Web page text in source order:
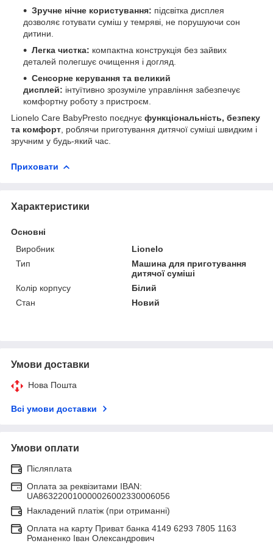
Зручне нічне користування: підсвітка дисплея
дозволяє готувати суміш у темряві, не порушуючи сон
дитини.
Легка чистка: компактна конструкція без зайвих
деталей полегшує очищення і догляд.
Сенсорне керування та великий
дисплей: інтуїтивно зрозуміле управління забезпечує
комфортну роботу з пристроєм.
Lionelo Care BabyPresto поєднує функціональність, безпеку
та комфорт , роблячи приготування дитячої суміші швидким і
зручним у будь-який час.
Приховати
Характеристики
Основні
Виробник
Lionelo
Тип
Машина для приготування
дитячої суміші
Колір корпусу
Білий
Стан
Новий
Умови доставки
Нова Пошта
Всі умови доставки
Умови оплати
Післяплата
Оплата за реквізитами IBAN:
UA863220010000026002330006056
Накладений платіж (при отриманні)
Оплата на карту Приват банка 4149 6293 7805 1163
Романенко Іван Олександрович